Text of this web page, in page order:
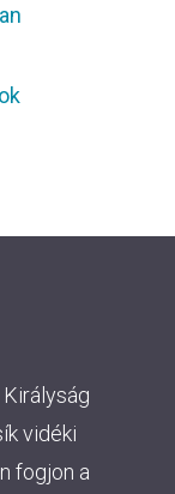
vidéki
fogjon a